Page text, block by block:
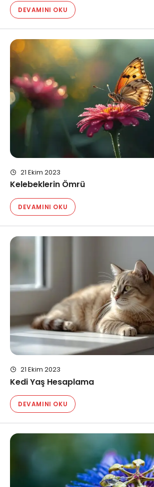
DEVAMINI OKU
21 Ekim 2023
Kelebeklerin Ömrü
DEVAMINI OKU
21 Ekim 2023
Kedi Yaş Hesaplama
DEVAMINI OKU